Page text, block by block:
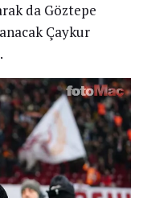
da Göztepe
Çaykur